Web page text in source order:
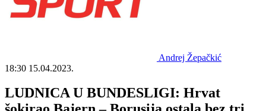
Andrej Žepačkić
18:30 15.04.2023.
LUDNICA U BUNDESLIGI: Hrvat